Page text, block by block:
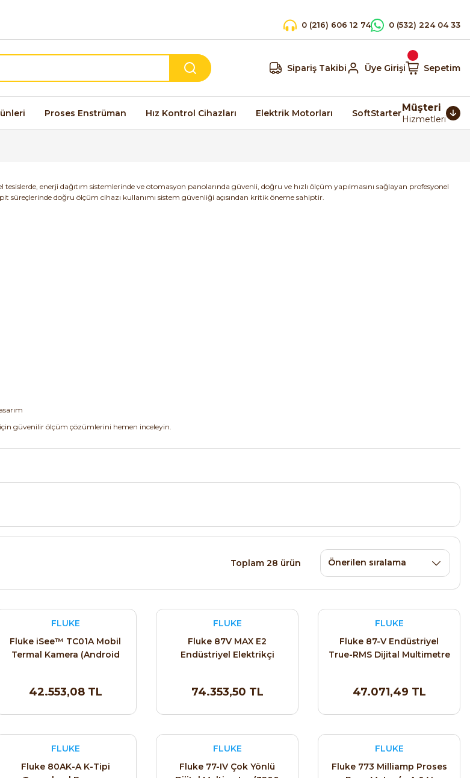
0 (216) 606 12 74 0 (532) 224 04 33
Sipariş Takibi Üye Girişi Sepetim
Proses Enstrüman Hız Kontrol Cihazları Elektrik Motorları SoftStarterMüşteri
Hizmetleri
tesislerde, enerji dağıtım sistemlerinde ve otomasyon panolarında güvenli, doğru ve hızlı ölçüm yapılmasını sağlayan profesyonel
süreçlerinde doğru ölçüm cihazı kullanımı sistem güvenliği açısından kritik öneme sahiptir.
güvenilir ölçüm çözümlerini hemen inceleyin.
Toplam 28 ürün
FLUKE
Fluke iSee™ TC01A Mobil
Termal Kamera (Android
42.553,08 TL
FLUKE
Fluke 87V MAX E2
Endüstriyel Elektrikçi
74.353,50 TL
FLUKE
Fluke 87-V Endüstriyel
True-RMS Dijital Multimetre
47.071,49 TL
FLUKE
Fluke 80AK-A K-Tipi
FLUKE
Fluke 77-IV Çok Yönlü
FLUKE
Fluke 773 Milliamp Proses